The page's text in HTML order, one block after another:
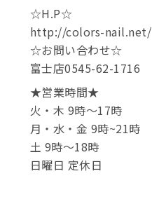
☆H.P☆
http://colors-nail.net/
☆お問い合わせ☆
富士店0545-62-1716
★営業時間★
火・木 9時～17時
月・水・金 9時~21時
土 9時～18時
日曜日 定休日